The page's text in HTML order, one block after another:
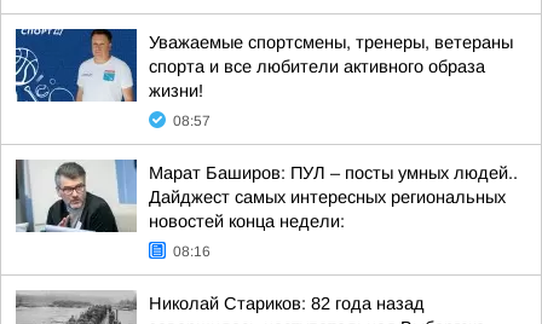
Уважаемые спортсмены, тренеры, ветераны
спорта и все любители активного образа
жизни!
08:57
Марат Баширов: ПУЛ – посты умных людей..
Дайджест самых интересных региональных
новостей конца недели:
08:16
Николай Стариков: 82 года назад